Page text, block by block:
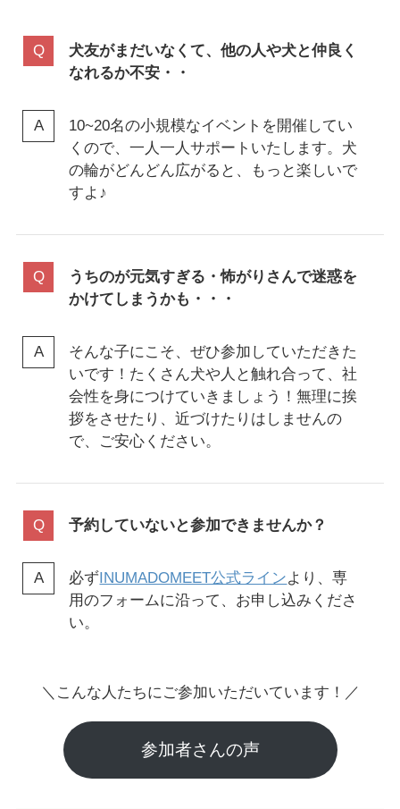
犬友がまだいなくて、他の人や犬と仲良く
なれるか不安・・
10~20名の小規模なイベントを開催してい
くので、一人一人サポートいたします。犬
の輪がどんどん広がると、もっと楽しいで
すよ♪
うちのが元気すぎる・怖がりさんで迷惑を
かけてしまうかも・・・
そんな子にこそ、ぜひ参加していただきた
いです！たくさん犬や人と触れ合って、社
会性を身につけていきましょう！無理に挨
拶をさせたり、近づけたりはしませんの
で、ご安心ください。
予約していないと参加できませんか？
必ず INUMADOMEET公式ラインより、専
用のフォームに沿って、お申し込みくださ
い。
＼こんな人たちにご参加いただいています！／
参加者さんの声